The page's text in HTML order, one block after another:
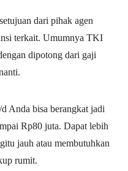
dari pihak agen
terkait. Umumnya TKI
dipotong dari gaji
Anda bisa berangkat jadi
Rp80 juta. Dapat lebih
jauh atau membutuhkan
rumit.